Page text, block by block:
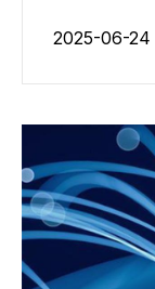
2025-06-24